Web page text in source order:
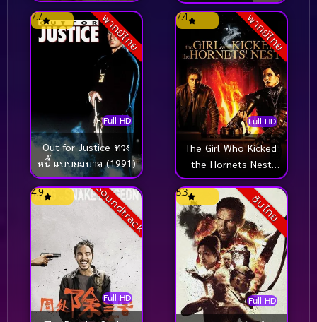
พากย์ไทย
Full HD
7.7
Out for Justice ทวง
หนี้ แบบยมบาล (1991)
พากย์ไทย
Full HD
7.4
The Girl Who Kicked
the Hornets Nest
ขบถสาวโค่นทรชน ปิด
บัญชีคลั่ง (2009)
Soundtrack
Full HD
4.9 ซับไทย
Full HD
5.3